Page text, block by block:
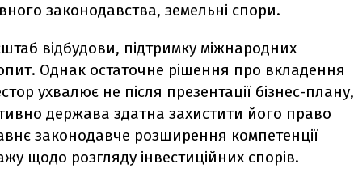
законодавства, земельні спори.
відбудови, підтримку міжнародних
Однак остаточне рішення про вкладення
ухвалює не після презентації бізнес-плану,
держава здатна захистити його право
законодавче розширення компетенції
щодо розгляду інвестиційних спорів.